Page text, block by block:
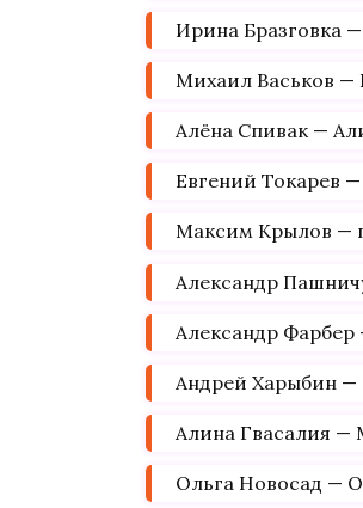
Ирина Бразговка
Михаил Васьков —
Алёна Спивак —
Евгений Токарев
Максим Крылов —
Александр
Александр Фарбер
Андрей Харыбин —
Алина Гвасалия —
Ольга Новосад —